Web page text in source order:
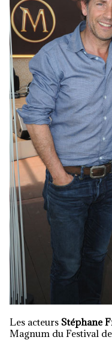
Les acteurs Stéphane
Magnum du Festival